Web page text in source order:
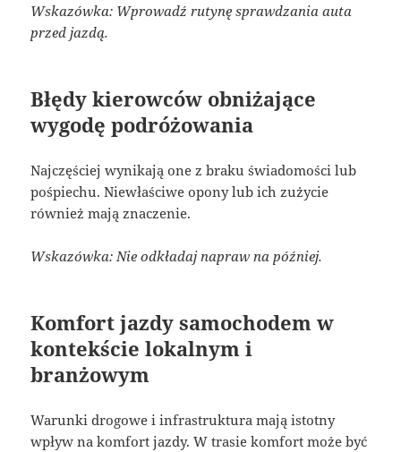
Wskazówka: Wprowadź rutynę sprawdzania auta
przed jazdą.
Błędy kierowców obniżające
wygodę podróżowania
Najczęściej wynikają one z braku świadomości lub
pośpiechu. Niewłaściwe opony lub ich zużycie
również mają znaczenie.
Wskazówka: Nie odkładaj napraw na później.
Komfort jazdy samochodem w
kontekście lokalnym i
branżowym
Warunki drogowe i infrastruktura mają istotny
wpływ na komfort jazdy. W trasie komfort może być